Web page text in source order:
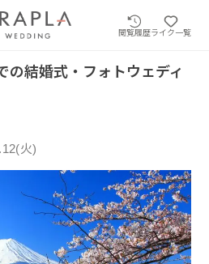
閲覧履歴ライク一覧
の結婚式・フォトウェディ
火)